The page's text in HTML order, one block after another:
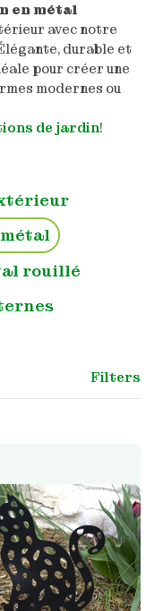
en métal
avec notre
durable et
pour créer une
modernes ou
de jardin!
rouillé
Filters